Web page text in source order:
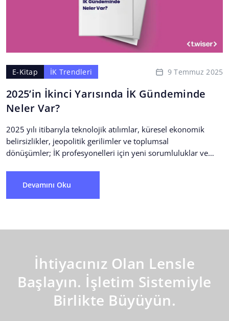
E-Kitap İK Trendleri 9 Temmuz 2025
2025’in İkinci Yarısında İK Gündeminde
Neler Var?
2025 yılı itibarıyla teknolojik atılımlar, küresel ekonomik
belirsizlikler, jeopolitik gerilimler ve toplumsal
dönüşümler; İK profesyonelleri için yeni sorumluluklar ve
Devamını Oku
İhtiyacınız Olan Lensle
Başlayın. İşletim Sistemiyle
Birlikte Büyüyün.